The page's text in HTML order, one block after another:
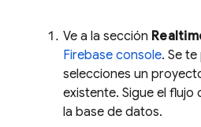
Ve a la sección
Firebase console. Se
selecciones un
existente. Sigue el
la base de datos.